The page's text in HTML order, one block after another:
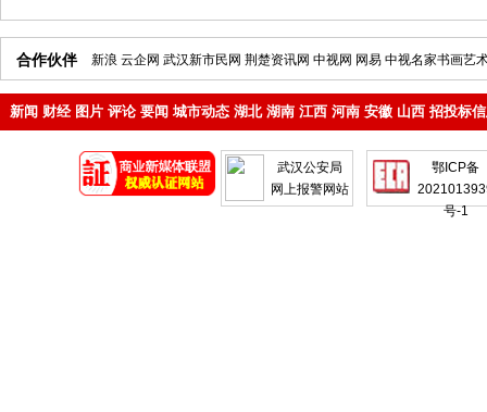
合作伙伴 新浪 云企网 武汉新市民网 荆楚资讯网 中视网 网易 中视名家书画艺
新闻 财经 图片 评论 要闻 城市动态 湖北 湖南 江西 河南 安徽 山西 招投标
武汉公安局
网上报警网站
鄂ICP备
号-1